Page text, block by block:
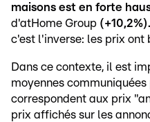
maisons est en forte
d'atHome Group (+10,2%).
c'est l'inverse: les prix ont
Dans ce contexte, il est
moyennes
correspondent aux prix
prix affichés sur les